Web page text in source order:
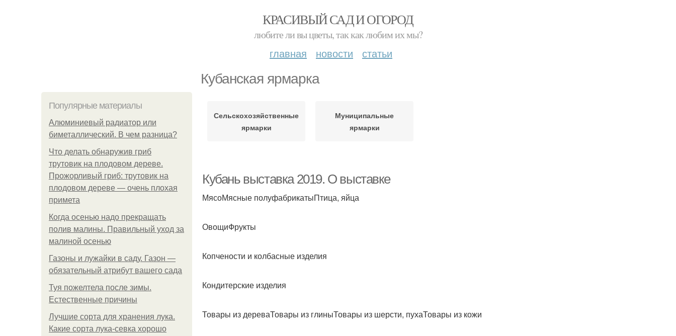
КРАСИВЫЙ САД И ОГОРОД
любите ли вы цветы, так как любим их мы?
главная новости статьи
Кубанская ярмарка
Популярные материалы
Алюминиевый радиатор или
биметаллический. В чем разница?
Что делать обнаружив гриб
трутовик на плодовом дереве.
Прожорливый гриб: трутовик на
плодовом дереве — очень плохая
примета
Когда осенью надо прекращать
полив малины. Правильный уход за
малиной осенью
Газоны и лужайки в саду. Газон —
обязательный атрибут вашего сада
Туя пожелтела после зимы.
Естественные причины
Лучшие сорта для хранения лука.
Какие сорта лука-севка хорошо
Сельскохозяйственные
ярмарки
Муниципальные
ярмарки
Кубань выставка 2019. О выставке
МясоМясные полуфабрикатыПтица, яйца
ОвощиФрукты
Копчености и колбасные изделия
Кондитерские изделия
Товары из дереваТовары из глиныТовары из шерсти, пухаТовары из кожи